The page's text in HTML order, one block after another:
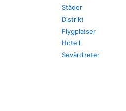
Städer
Distrikt
Flygplatser
Hotell
Sevärdheter